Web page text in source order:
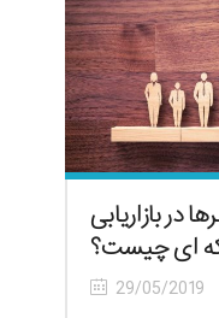
در بازاریابی
ای چیست؟
29/05/2019